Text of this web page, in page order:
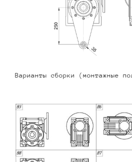
Варианты сборки (монтажные